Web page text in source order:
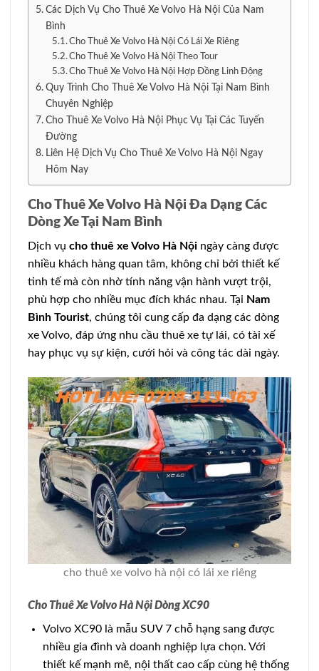
Các Dịch Vụ Cho Thuê Xe Volvo Hà Nội Của Nam
Bình
Cho Thuê Xe Volvo Hà Nội Có Lái Xe Riêng
Cho Thuê Xe Volvo Hà Nội Theo Tour
Cho Thuê Xe Volvo Hà Nội Hợp Đồng Linh Động
Quy Trình Cho Thuê Xe Volvo Hà Nội Tại Nam Bình
Chuyên Nghiệp
Cho Thuê Xe Volvo Hà Nội Phục Vụ Tại Các Tuyến
Đường
Liên Hệ Dịch Vụ Cho Thuê Xe Volvo Hà Nội Ngay
Hôm Nay
Cho Thuê Xe Volvo Hà Nội Đa Dạng Các
Dòng Xe Tại Nam Bình
Dịch vụ cho thuê xe Volvo Hà Nội ngày càng được
nhiều khách hàng quan tâm, không chỉ bởi thiết kế
tinh tế mà còn nhờ tính năng vận hành vượt trội,
phù hợp cho nhiều mục đích khác nhau. Tại Nam
Bình Tourist, chúng tôi cung cấp đa dạng các dòng
xe Volvo, đáp ứng nhu cầu thuê xe tự lái, có tài xế
hay phục vụ sự kiện, cưới hỏi và công tác dài ngày.
cho thuê xe volvo hà nội có lái xe riêng
Cho Thuê Xe Volvo Hà Nội Dòng XC90
Volvo XC90 là mẫu SUV 7 chỗ hạng sang được
nhiều gia đình và doanh nghiệp lựa chọn. Với
thiết kế mạnh mẽ, nội thất cao cấp cùng hệ thống